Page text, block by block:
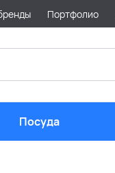
Портфолио
Посуда